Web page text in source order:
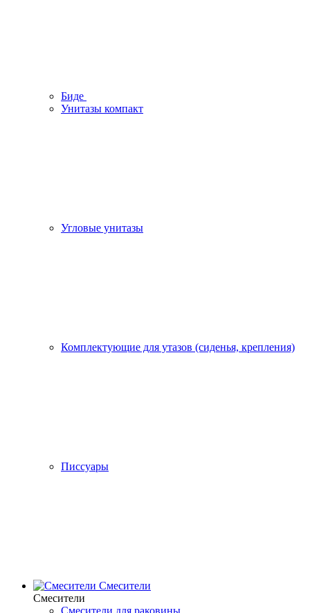
Биде
Унитазы компакт
Угловые унитазы
Комплектующие для утазов (сиденья, крепления)
Писсуары
Смесители
Смесители
Смесители для раковины